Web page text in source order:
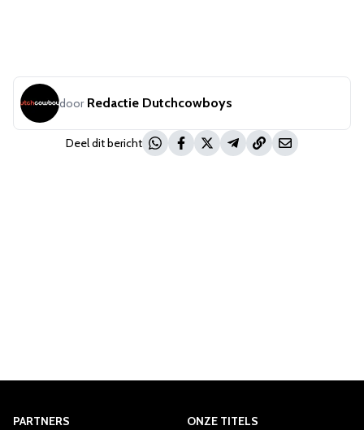
door Redactie Dutchcowboys
Deel dit bericht
PARTNERS
ONZE TITELS